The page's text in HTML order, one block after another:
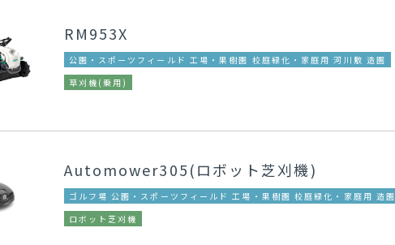
RM953X
公園・スポーツフィールド 工場・果樹園 校庭緑化・家庭用 河川敷 造園
草刈機(乗用)
Automower305(ロボット芝刈機)
ゴルフ場 公園・スポーツフィールド 工場・果樹園 校庭緑化・家庭用 造園
ロボット芝刈機